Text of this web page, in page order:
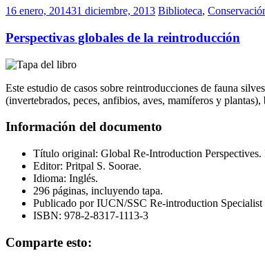
16 enero, 201431 diciembre, 2013 Biblioteca,
Perspectivas globales de la reintroducción
Este estudio de casos sobre reintroducciones de fauna
(invertebrados, peces, anfibios, aves, mamíferos y
Información del documento
Título original: Global Re-Introduction
Editor: Pritpal S. Soorae.
Idioma: Inglés.
296 páginas, incluyendo tapa.
Publicado por IUCN/SSC Re-introduction Specialist
ISBN: 978-2-8317-1113-3
Comparte esto: